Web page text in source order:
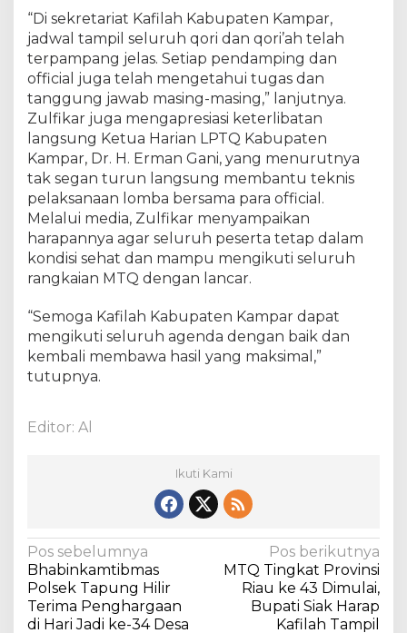
s
i
M
T
Q
i
a
u
,
P
a
s
t
i
a
Q
o
'
a
h
T
a
“Di sekretariat Kafilah Kabupaten Kampar,
jadwal tampil seluruh qori dan qori’ah telah
terpampang jelas. Setiap pendamping dan
official juga telah mengetahui tugas dan
tanggung jawab masing-masing,” lanjutnya.
Zulfikar juga mengapresiasi keterlibatan
langsung Ketua Harian LPTQ Kabupaten
Kampar, Dr. H. Erman Gani, yang menurutnya
tak segan turun langsung membantu teknis
pelaksanaan lomba bersama para official.
Melalui media, Zulfikar menyampaikan
harapannya agar seluruh peserta tetap dalam
kondisi sehat dan mampu mengikuti seluruh
rangkaian MTQ dengan lancar.
“Semoga Kafilah Kabupaten Kampar dapat
mengikuti seluruh agenda dengan baik dan
kembali membawa hasil yang maksimal,”
tutupnya.
Editor: Al
Ikuti Kami
N
a
v
Pos sebelumnya
Bhabinkamtibmas
Polsek Tapung Hilir
Terima Penghargaan
di Hari Jadi ke-34 Desa
Pos berikutnya
MTQ Tingkat Provinsi
Riau ke 43 Dimulai,
Bupati Siak Harap
Kafilah Tampil